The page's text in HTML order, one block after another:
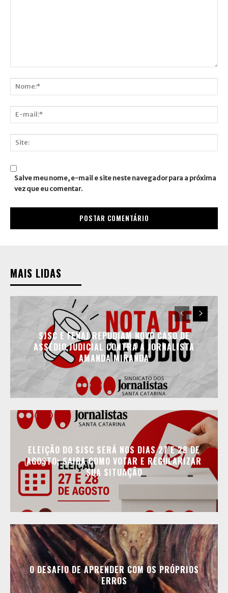
mail:*
Salve meu nome, e-mail e site neste navegador para a próxima
vez que eu comentar.
MAIS LIDAS
SJSC E FENAJ REPUDIAM NOVO CASO DE
ASSÉDIO JUDICIAL CONTRA A JORNALISTA
AMANDA MIRANDA
ELEIÇÃO DO SJSC SERÁ NOS DIAS 27 E 28 DE
AGOSTO; SAIBA COMO VOTAR E REGULARIZAR
SUA SITUAÇÃO
O DESAFIO DE APRENDER COM OS PRÓPRIOS
ERROS